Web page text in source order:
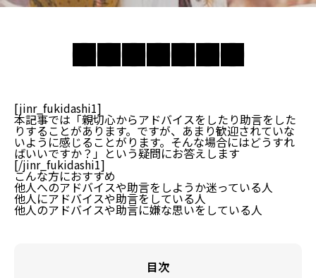
[jinr_fukidashi1]
本記事では「親切心からアドバイスをしたり助言をした
りすることがあります。ですが、あまり歓迎されていな
いように感じることがります。そんな場合にはどうすれ
ばいいですか？」という疑問にお答えします
[/jinr_fukidashi1]
こんな方におすすめ
他人へのアドバイスや助言をしようか迷っている人
他人にアドバイスや助言をしている人
他人のアドバイスや助言に嫌な思いをしている人
目次